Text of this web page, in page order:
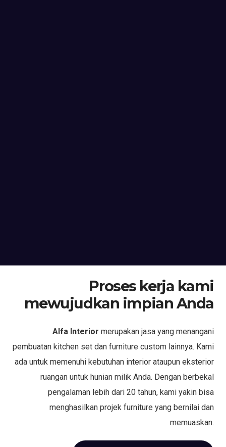
Proses kerja kami
mewujudkan impian Anda
Alfa Interior merupakan jasa yang menangani
pembuatan kitchen set dan furniture custom lainnya. Kami
ada untuk memenuhi kebutuhan interior ataupun eksterior
ruangan untuk hunian milik Anda. Dengan berbekal
pengalaman lebih dari 20 tahun, kami yakin bisa
menghasilkan projek furniture yang bernilai dan
memuaskan.